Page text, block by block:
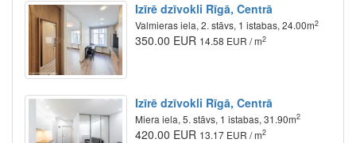
Izīrē dzīvokli Rīgā, Centrā
Valmieras iela, 2. stāvs, 1 istabas, 24.00m2
350.00 EUR 14.58 EUR / m2
Izīrē dzīvokli Rīgā, Centrā
Miera iela, 5. stāvs, 1 istabas, 31.90m2
420.00 EUR 13.17 EUR / m2